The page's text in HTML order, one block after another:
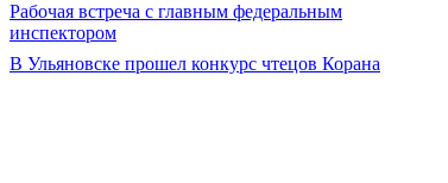
Рабочая встреча с главным федеральным
инспектором
В Ульяновске прошел конкурс чтецов Корана